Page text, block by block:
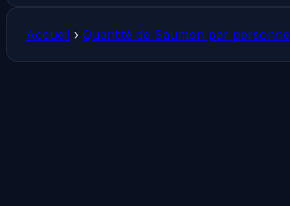
Accueil › Quantité de Saumon par personne